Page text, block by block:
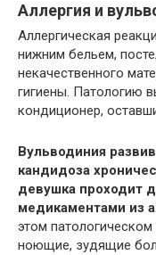
Аллергия и
Аллергическая
нижним бельем,
некачественного
гигиены. Патологию
кондиционер,
Вульводиния
кандидоза
девушка проходит
медикаментами из
этом
ноющие, зудящие